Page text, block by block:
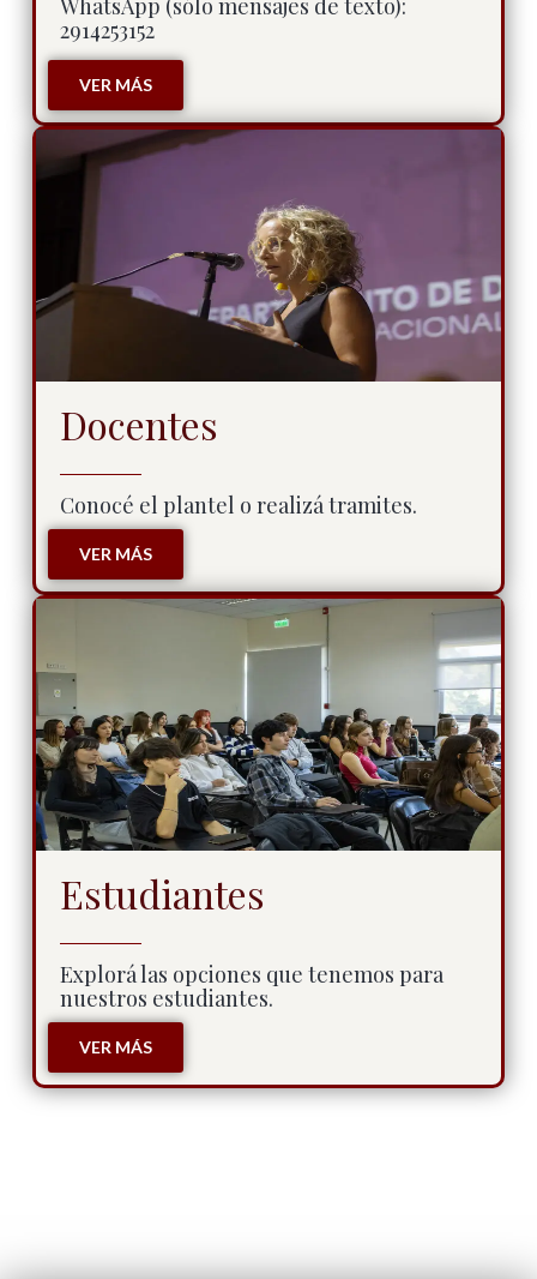
2914253152
VER MÁS
Docentes
Conocé el plantel o realizá tramites.
VER MÁS
Estudiantes
Explorá las opciones que tenemos para
nuestros estudiantes.
VER MÁS
Derecho